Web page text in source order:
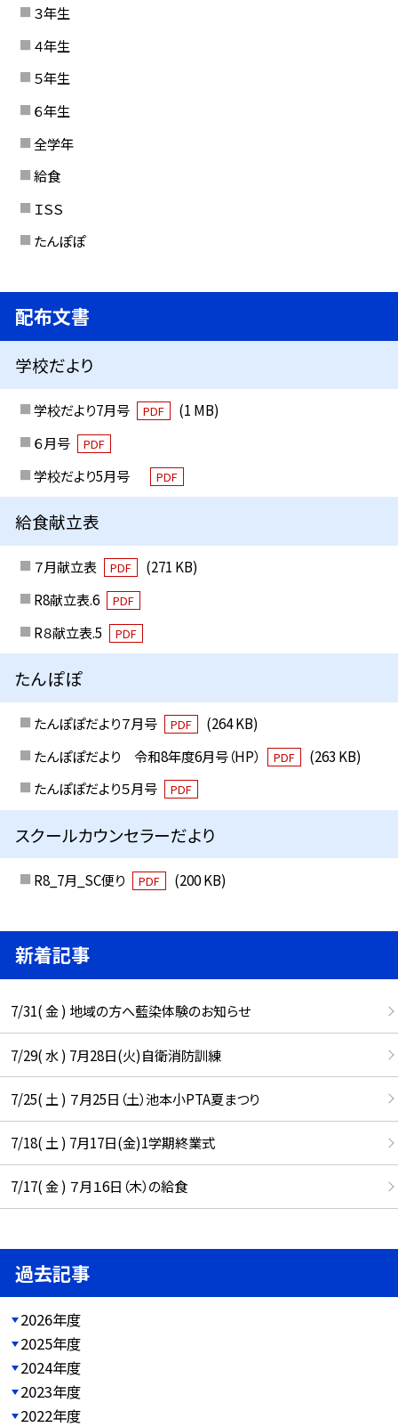
３年生
４年生
５年生
６年生
全学年
給食
ＩＳＳ
たんぽぽ
配布文書
学校だより
学校だより7月号 PDF
(1 MB)
６月号
PDF
学校だより5月号 PDF
給食献立表
７月献立表 PDF
(271 KB)
R8献立表.6
PDF
R８献立表.5 PDF
たんぽぽ
たんぽぽだより７月号 PDF
(264 KB)
たんぽぽだより 令和8年度6月号（HP）
PDF
(263 KB)
たんぽぽだより５月号
PDF
スクールカウンセラーだより
R8_7月_SC便り PDF (200 KB)
新着記事
7/31( 金 ) 地域の方へ藍染体験のお知らせ
7/29( 水 ) 7月28日(火)自衛消防訓練
7/25( 土 ) ７月25日（土）池本小PTA夏まつり
7/18( 土 ) 7月17日(金)1学期終業式
7/17( 金 ) ７月１6日（木）の給食
過去記事
2026年度
2025年度
2024年度
2023年度
2022年度